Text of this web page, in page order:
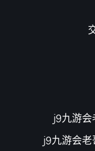
j9九游会
j9九游会老